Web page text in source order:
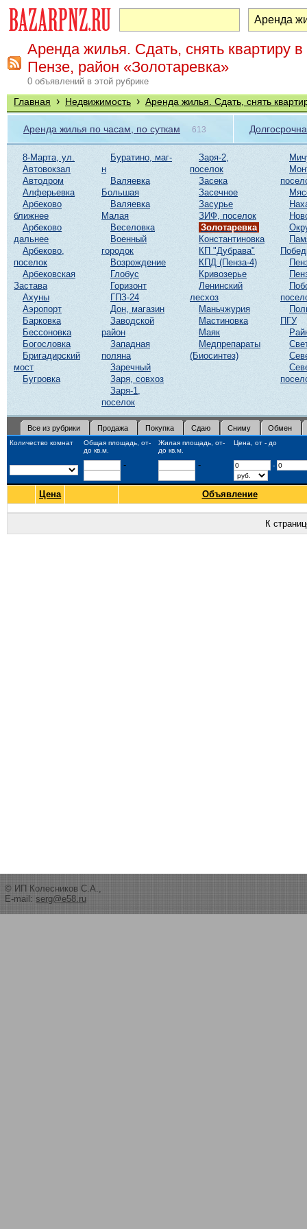
Аренда жилья. Сдать, снять квартиру в
Пензе, район «Золотаревка»
0 объявлений в этой рубрике
Главная › Недвижимость › Аренда жилья. Сдать, снять
Аренда жилья по часам, по суткам 613
8-Марта, ул.
Автовокзал
Автодром
Алферьевка
Арбеково
ближнее
Арбеково
дальнее
Арбеково,
поселок
Арбековская
Застава
Ахуны
Аэропорт
Барковка
Бессоновка
Богословка
Бригадирский
мост
Бугровка
Буратино, маг-
н
Валяевка
Большая
Валяевка
Малая
Веселовка
Военный
городок
Возрождение
Глобус
Горизонт
ГПЗ-24
Дон, магазин
Заводской
район
Западная
поляна
Заречный
Заря, совхоз
Заря-1,
поселок
Заря-2,
поселок
Засека
Засечное
Засурье
ЗИФ, поселок
Золотаревка
Константиновка
КП "Дубрава"
КПД (Пенза-4)
Кривозерье
Ленинский
лесхоз
Маньчжурия
Мастиновка
Маяк
Медпрепараты
(Биосинтез)
ПГУ
Все из рубрики Продажа Покупка Сдаю Сниму Обмен
Количество комнат
Общая площадь, от-
до кв.м.
Жилая площадь, от-
до кв.м.
Цена, от - до
- - -
Цена Объявление
К
© ИП Колесников С.А.,
E-mail: serg@e58.ru